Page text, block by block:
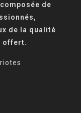
de
de la qualité
offert.